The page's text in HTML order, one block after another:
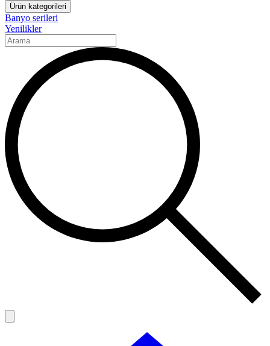
Ürün kategorileri
Banyo serileri
Yenilikler